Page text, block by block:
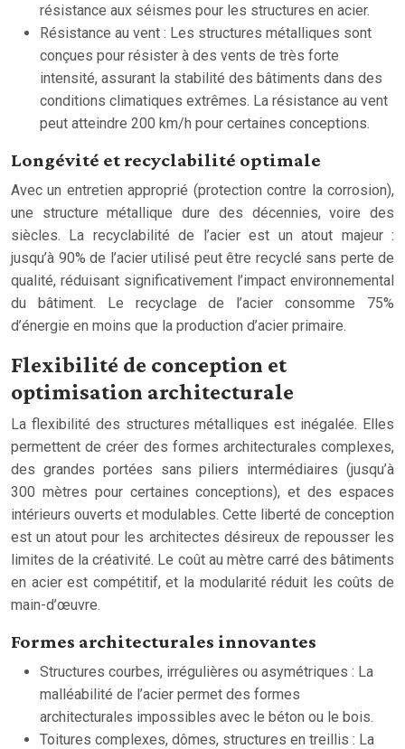
résistance aux séismes pour les structures en acier.
Résistance au vent : Les structures métalliques sont
conçues pour résister à des vents de très forte
intensité, assurant la stabilité des bâtiments dans des
conditions climatiques extrêmes. La résistance au vent
peut atteindre 200 km/h pour certaines conceptions.
Longévité et recyclabilité optimale
Avec un entretien approprié (protection contre la corrosion),
une structure métallique dure des décennies, voire des
siècles. La recyclabilité de l’acier est un atout majeur :
jusqu’à 90% de l’acier utilisé peut être recyclé sans perte de
qualité, réduisant significativement l’impact environnemental
du bâtiment. Le recyclage de l’acier consomme 75%
d’énergie en moins que la production d’acier primaire.
Flexibilité de conception et
optimisation architecturale
La flexibilité des structures métalliques est inégalée. Elles
permettent de créer des formes architecturales complexes,
des grandes portées sans piliers intermédiaires (jusqu’à
300 mètres pour certaines conceptions), et des espaces
intérieurs ouverts et modulables. Cette liberté de conception
est un atout pour les architectes désireux de repousser les
limites de la créativité. Le coût au mètre carré des bâtiments
en acier est compétitif, et la modularité réduit les coûts de
main-d’œuvre.
Formes architecturales innovantes
Structures courbes, irrégulières ou asymétriques : La
malléabilité de l’acier permet des formes
architecturales impossibles avec le béton ou le bois.
Toitures complexes, dômes, structures en treillis : La